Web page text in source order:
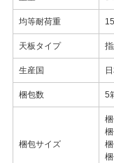
均等耐荷重
天板タイプ
生産国
梱包数 5
梱包サイズ